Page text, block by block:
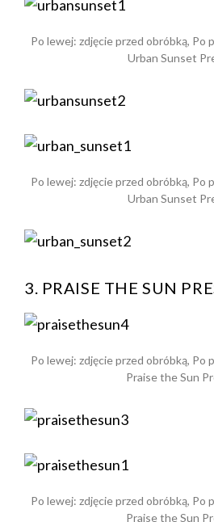
Po lewej: zdjęcie przed obróbką, Po
Urban Sunset
Po lewej: zdjęcie przed obróbką, Po
Urban Sunset
3. PRAISE THE SUN
Po lewej: zdjęcie przed obróbką, Po
Praise the Sun
Po lewej: zdjęcie przed obróbką, Po
Praise the Sun